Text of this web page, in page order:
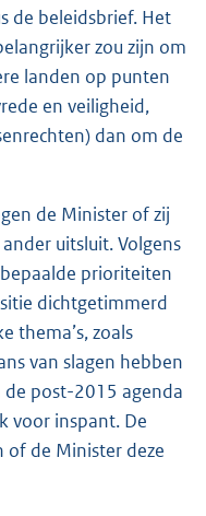
de beleidsbrief. Het
zou zijn om
landen op punten
en veiligheid,
dan om de
de Minister of zij
uitsluit. Volgens
prioriteiten
dichtgetimmerd
thema’s, zoals
van slagen hebben
post-2015 agenda
voor inspant. De
of de Minister deze